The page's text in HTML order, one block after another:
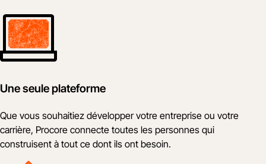
Une seule plateforme
Que vous souhaitiez développer votre entreprise ou votre
carrière, Procore connecte toutes les personnes qui
construisent à tout ce dont ils ont besoin.